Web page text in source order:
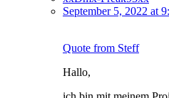
September 5, 2022 at
Quote from Steff
Hallo,